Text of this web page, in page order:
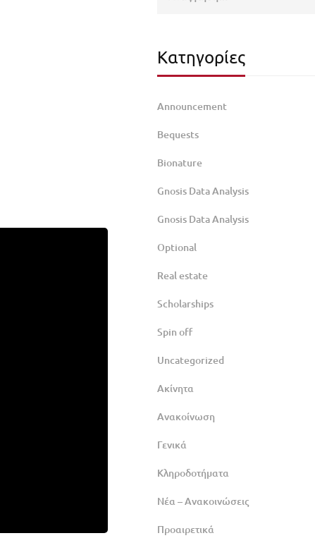
Κατηγορίες
Announcement
Bequests
Bionature
Gnosis Data Analysis
Gnosis Data Analysis
Optional
Real estate
Scholarships
Spin off
Uncategorized
Ακίνητα
Ανακοίνωση
Γενικά
Κληροδοτήματα
Νέα – Ανακοινώσεις
Προαιρετικά